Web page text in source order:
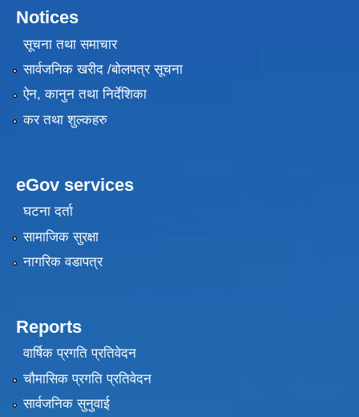
Notices
सूचना तथा समाचार
सार्वजनिक खरीद /बोलपत्र सूचना
ऐन, कानुन तथा निर्देशिका
कर तथा शुल्कहरु
eGov services
घटना दर्ता
सामाजिक सुरक्षा
नागरिक वडापत्र
Reports
वार्षिक प्रगति प्रतिवेदन
चौमासिक प्रगति प्रतिवेदन
सार्वजनिक सुनुवाई